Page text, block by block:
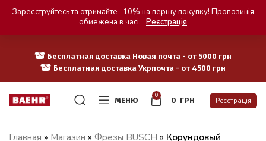
Бесплатная доставка Новая почта - от 5000 грн
Бесплатная доставка Укрпочта - от 4500 грн
МЕНЮ
0
0 ГРН Реєстрація
Главная » Магазин » Фрезы BUSCH » Корундовый
Зареєструйтесь та отримайте -10% на першу покупку! Пропозиція
обмежена в часі. Реєстрація